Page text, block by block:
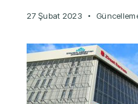
27 Şubat 2023